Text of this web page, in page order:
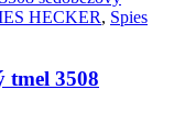
HECKER, Spies
tmel 3508